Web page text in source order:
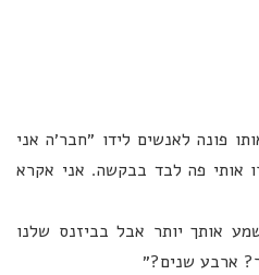
פונה לאנשים לידו ״חבר׳ה אני
אותי פה לבד בבקשה. אני אקרא
אותך יותר אבל בביזנס שלנו
ארבע שנים?״